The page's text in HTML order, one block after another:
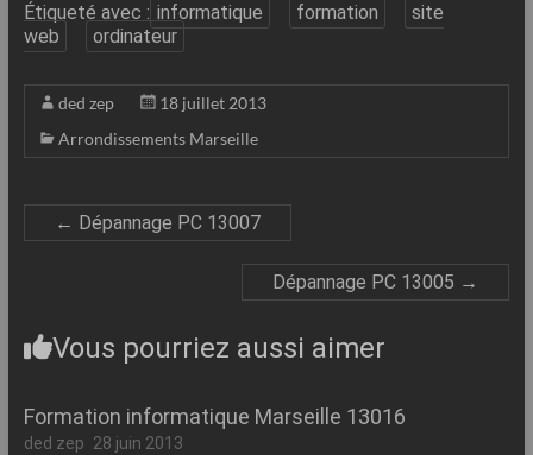
Étiqueté avec : informatique formation
site
web
ordinateur
ded zep
18 juillet 2013
Arrondissements Marseille
← Dépannage PC 13007
Dépannage PC 13005 →
Vous pourriez aussi aimer
Formation informatique Marseille 13016
ded zep 28 juin 2013